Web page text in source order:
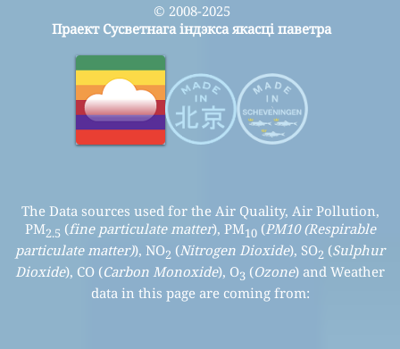
© 2008-2025
Праект Сусветнага індэкса якасці паветра
The Data sources used for the Air Quality, Air Pollution,
PM2.5 (fine particulate matter), PM10(PM10 (Respirable
particulate matter)), NO2 (Nitrogen Dioxide), SO2 (Sulphur
Dioxide), CO (Carbon Monoxide), O3 (Ozone) and Weather
data in this page are coming from: